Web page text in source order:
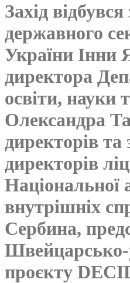
Захід відбувся
державного
України Інни
директора
освіти,
Олександра
директорів та
директорів
Національної
внутрішніх
Сербина,
Швейцарсько-
проєкту